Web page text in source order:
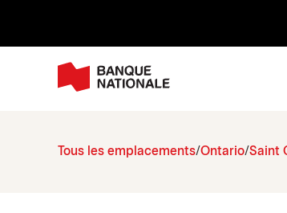
Tous les emplacements Ontario Saint